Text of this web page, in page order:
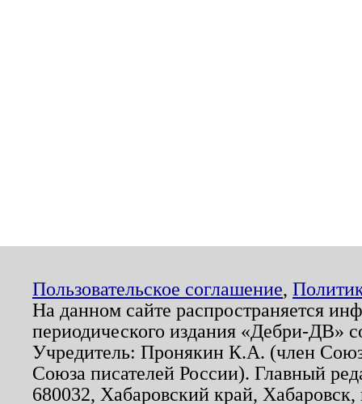
Пользовательское соглашение,
На данном сайте распространяется
периодического издания «Дебри-ДВ»
Учредитель: Пронякин К.А. (член
Союза писателей России). Главный
680032, Хабаровский край,